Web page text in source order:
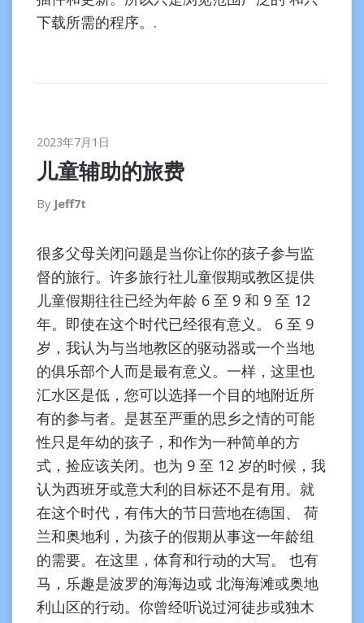
下载所需的程序。.
2023年7月1日
儿童辅助的旅费
By Jeff7t
很多父母关闭问题是当你让你的孩子参与监
督的旅行。许多旅行社儿童假期或教区提供
儿童假期往往已经为年龄 6 至 9 和 9 至 12
年。即使在这个时代已经很有意义。 6 至 9
岁，我认为与当地教区的驱动器或一个当地
的俱乐部个人而是最有意义。一样，这里也
汇水区是低，您可以选择一个目的地附近所
有的参与者。是甚至严重的思乡之情的可能
性只是年幼的孩子，和作为一种简单的方
式，捡应该关闭。也为 9 至 12 岁的时候，我
认为西班牙或意大利的目标还不是有用。就
在这个时代，有伟大的节日营地在德国、 荷
兰和奥地利，为孩子的假期从事这一年龄组
的需要。在这里，体育和行动的大写。 也有
马，乐趣是波罗的海海边或 北海海滩或奥地
利山区的行动。你曾经听说过河徒步或独木